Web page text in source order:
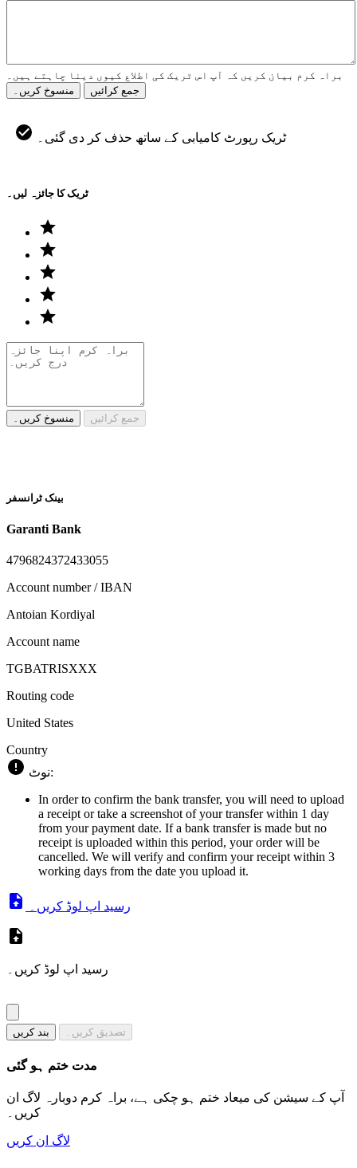
براہ کرم بیان کریں کہ آپ اس ٹریک کی اطلاع کیوں دینا چاہتے ہیں۔
منسوخ کریں۔
جمع کرائیں
ٹریک رپورٹ کامیابی کے ساتھ حذف کر دی گئی۔
ٹریک کا جائزہ لیں۔
منسوخ کریں۔ جمع کرائیں
بینک ٹرانسفر
Garanti Bank
4796824372433055
Account number / IBAN
Antoian Kordiyal
Account name
TGBATRISXXX
Routing code
United States
Country
نوٹ:
In order to confirm the bank transfer, you will need to upload
a receipt or take a screenshot of your transfer within 1 day
from your payment date. If a bank transfer is made but no
receipt is uploaded within this period, your order will be
cancelled. We will verify and confirm your receipt within 3
working days from the date you upload it.
رسید اپ لوڈ کریں۔
رسید اپ لوڈ کریں۔
بند کریں تصدیق کریں۔
مدت ختم ہو گئی
آپ کے سیشن کی میعاد ختم ہو چکی ہے، براہ کرم دوبارہ لاگ ان
کریں۔
لاگ ان کریں